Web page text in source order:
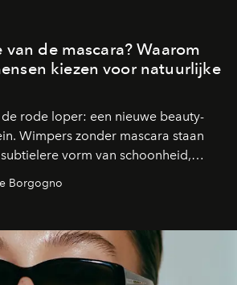
de mascara? Waarom
kiezen voor natuurlijke
rode loper: een nieuwe beauty-
Wimpers zonder mascara staan
vorm van schoonheid,
Borgogno